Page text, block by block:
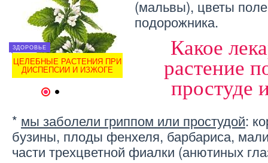
ЗДОРОВЬЕ
ЦЕЛЕБНЫЕ РАСТЕНИЯ ПРИ
ДИСПЕПСИИ И ИЗЖОГЕ
ВЕГЕТАРИАНСТВО
ВИНОГРАДНЫХ ЛИСТЬЕВ
(мальвы), цветы
подорожника.
Какое
растение
простуде
* мы заболели гриппом или простудой:
бузины, плоды фенхеля, барбариса,
части трехцветной фиалки (анютиных